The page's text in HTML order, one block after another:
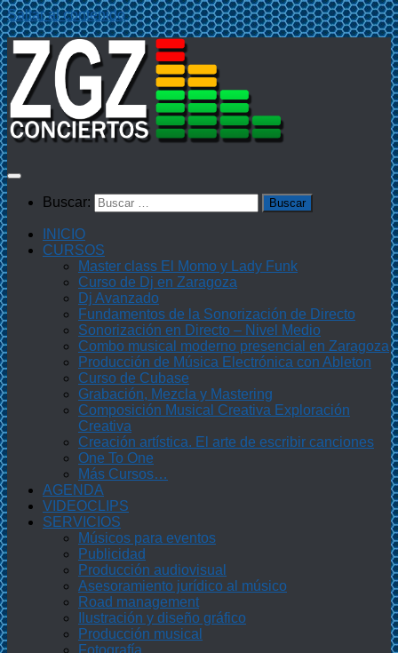
Saltar al contenido
Buscar:
INICIO
CURSOS
Master class El Momo y Lady Funk
Curso de Dj en Zaragoza
Dj Avanzado
Fundamentos de la Sonorización de Directo
Sonorización en Directo – Nivel Medio
Combo musical moderno presencial en Zaragoza
Producción de Música Electrónica con Ableton
Curso de Cubase
Grabación, Mezcla y Mastering
Composición Musical Creativa Exploración
Creativa
Creación artística. El arte de escribir canciones
One To One
Más Cursos…
AGENDA
VIDEOCLIPS
SERVICIOS
Músicos para eventos
Publicidad
Producción audiovisual
Asesoramiento jurídico al músico
Road management
Ilustración y diseño gráfico
Producción musical
Fotografía